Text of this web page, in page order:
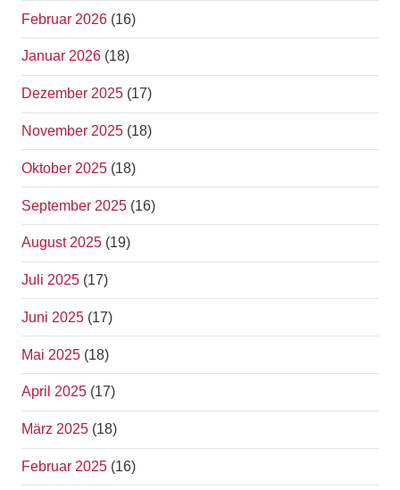
Februar 2026 (16)
Januar 2026 (18)
Dezember 2025 (17)
November 2025 (18)
Oktober 2025 (18)
September 2025 (16)
August 2025 (19)
Juli 2025 (17)
Juni 2025 (17)
Mai 2025 (18)
April 2025 (17)
März 2025 (18)
Februar 2025 (16)